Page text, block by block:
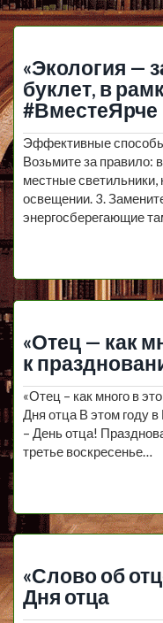
«Экология —
буклет, в
#ВместеЯрче
Эффективные
Возьмите за правило:
местные
освещении. 3.
энергосберегающие
«Отец — как
к
«Отец – как много в
Дня отца В этом году
– День отца!
третье воскресенье…
«Слово об
Дня отца